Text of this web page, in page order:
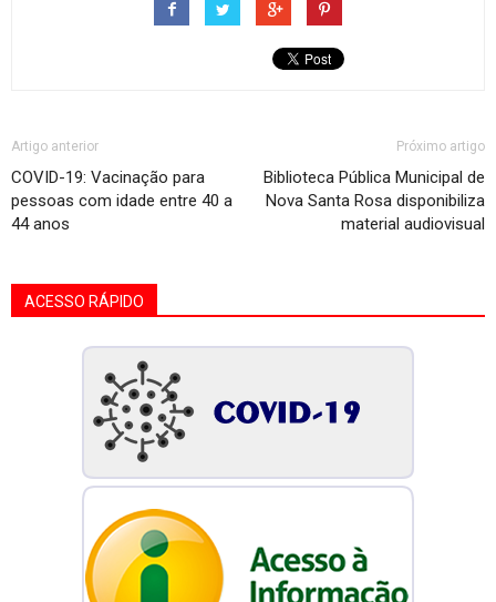
Artigo anterior
COVID-19: Vacinação para
pessoas com idade entre 40 a
44 anos
Próximo artigo
Biblioteca Pública Municipal de
Nova Santa Rosa disponibiliza
material audiovisual
ACESSO RÁPIDO